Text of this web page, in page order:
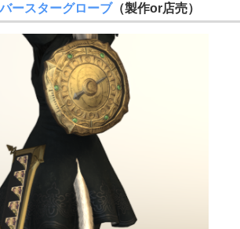
ースターグローブ（製作or店売）